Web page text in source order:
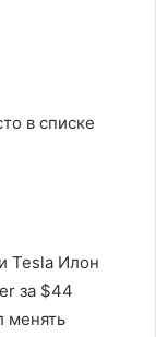
в списке
Tesla Илон
за $44
менять